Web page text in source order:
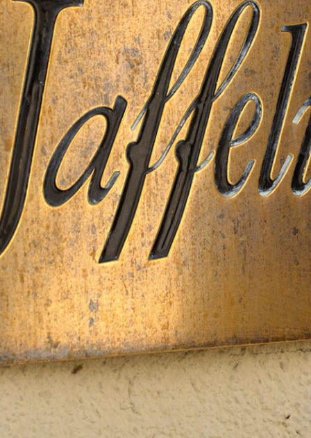
Depuis huit siècles
Passion & savoir-faire
MENTIONS LÉGALES CRÉDITS